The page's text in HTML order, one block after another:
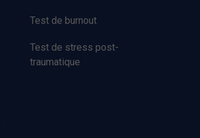
Test de burnout
Test de stress post-
traumatique